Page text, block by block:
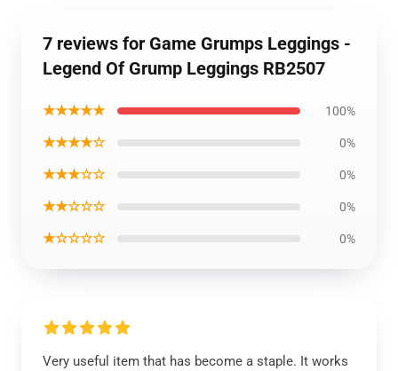
7 reviews for Game Grumps Leggings -
Legend Of Grump Leggings RB2507
★★★★★ 100%
★★★★☆ 0%
★★★☆☆ 0%
★★☆☆☆ 0%
★☆☆☆☆ 0%
Very useful item that has become a staple. It works